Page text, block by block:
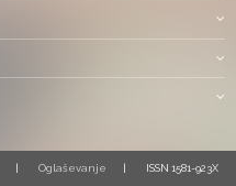
Oglaševanje ISSN 1581-923X